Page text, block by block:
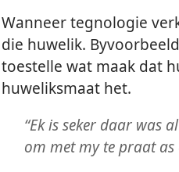
Wanneer tegnologie
die huwelik.
toestelle wat maak dat
huweliksmaat het.
“Ek is seker daar was
om met my te praat as